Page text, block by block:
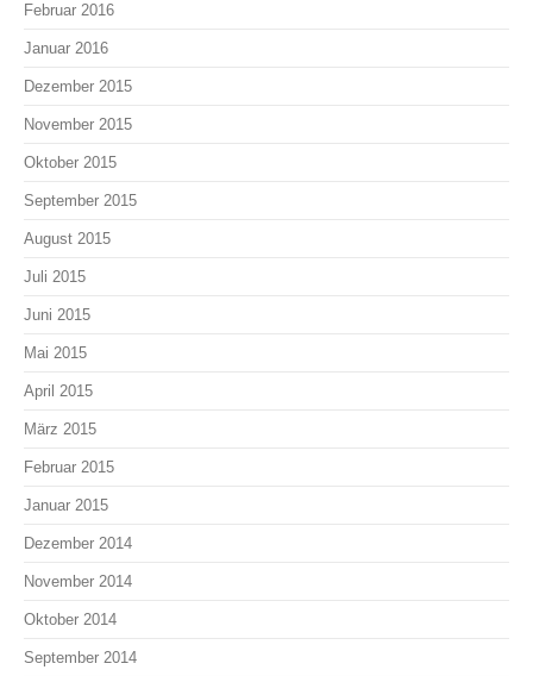
Februar 2016
Januar 2016
Dezember 2015
November 2015
Oktober 2015
September 2015
August 2015
Juli 2015
Juni 2015
Mai 2015
April 2015
März 2015
Februar 2015
Januar 2015
Dezember 2014
November 2014
Oktober 2014
September 2014